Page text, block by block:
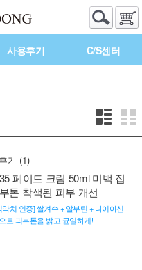
사용후기 C/S센터
기 (1)
페이드 크림 50ml 미백 집
톤 착색된 피부 개선
처 인증] 쌀겨수 + 알부틴 + 나이아신
로 피부톤을 밝고 균일하게!